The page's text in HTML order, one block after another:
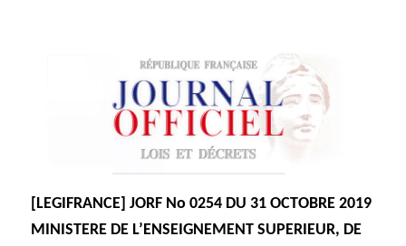
[LEGIFRANCE] JORF No 0254 DU 31 OCTOBRE 2019
MINISTERE DE L’ENSEIGNEMENT SUPERIEUR, DE